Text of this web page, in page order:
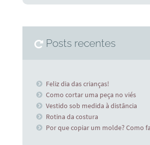
Posts recentes
Feliz dia das crianças!
Como cortar uma peça no viés
Vestido sob medida à distância
Rotina da costura
Por que copiar um molde? Como